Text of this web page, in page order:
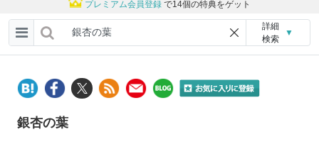
プレミアム会員登録 で14個の特典をゲット
詳細
検索
▼
銀杏の葉